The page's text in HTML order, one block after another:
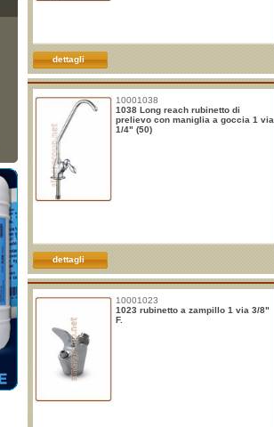
dettagli
10001038
1038 Long reach rubinetto di
prelievo con maniglia a goccia 1 via
1/4" (50)
dettagli
10001023
1023 rubinetto a zampillo 1 via 3/8"
F.